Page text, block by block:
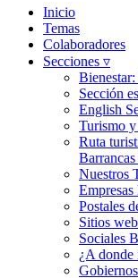
Inicio
Temas
Colaboradores
Secciones ▿
Sección
English
Turismo
Ruta
Nuestros
Postales
Sitios
Sociales
¿A donde